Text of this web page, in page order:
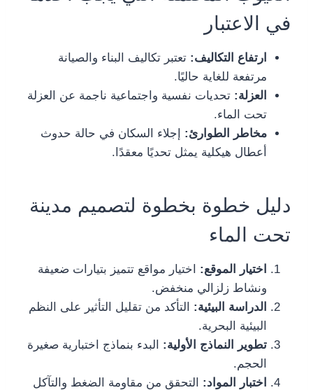
في الاعتبار
ارتفاع التكاليف: تعتبر تكاليف البناء والصيانة
مرتفعة للغاية حاليًا.
العزلة: تحديات نفسية واجتماعية ناجمة عن العزلة
تحت الماء.
مخاطر الطوارئ: إجلاء السكان في حالة حدوث
أعطال هيكلية يمثل تحديًا معقدًا.
دليل خطوة بخطوة لتصميم مدينة
تحت الماء
اختيار الموقع: اختيار مواقع تتميز بتيارات ضعيفة
ونشاط زلزالي منخفض.
الدراسة البيئية: التأكد من تقليل التأثير على النظم
البيئية البحرية.
تطوير النماذج الأولية: البدء بنماذج اختبارية صغيرة
الحجم.
اختبار المواد: التحقق من مقاومة الضغط والتآكل